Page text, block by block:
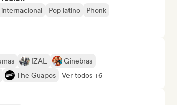
internacional Pop latino
Phonk
IZAL
Ginebras
The Guapos Ver todos +6